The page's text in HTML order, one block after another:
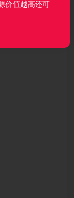
价值越高还可